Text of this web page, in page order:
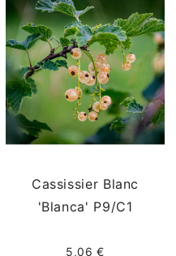
Cassissier Blanc
'Blanca' P9/C1
5,06 €